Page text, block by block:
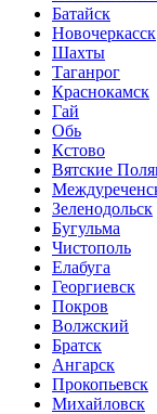
Батайск
Новочеркасск
Шахты
Таганрог
Краснокамск
Гай
Обь
Кстово
Вятские
Зеленодольск
Бугульма
Чистополь
Елабуга
Георгиевск
Покров
Волжский
Братск
Ангарск
Прокопьевск
Михайловск